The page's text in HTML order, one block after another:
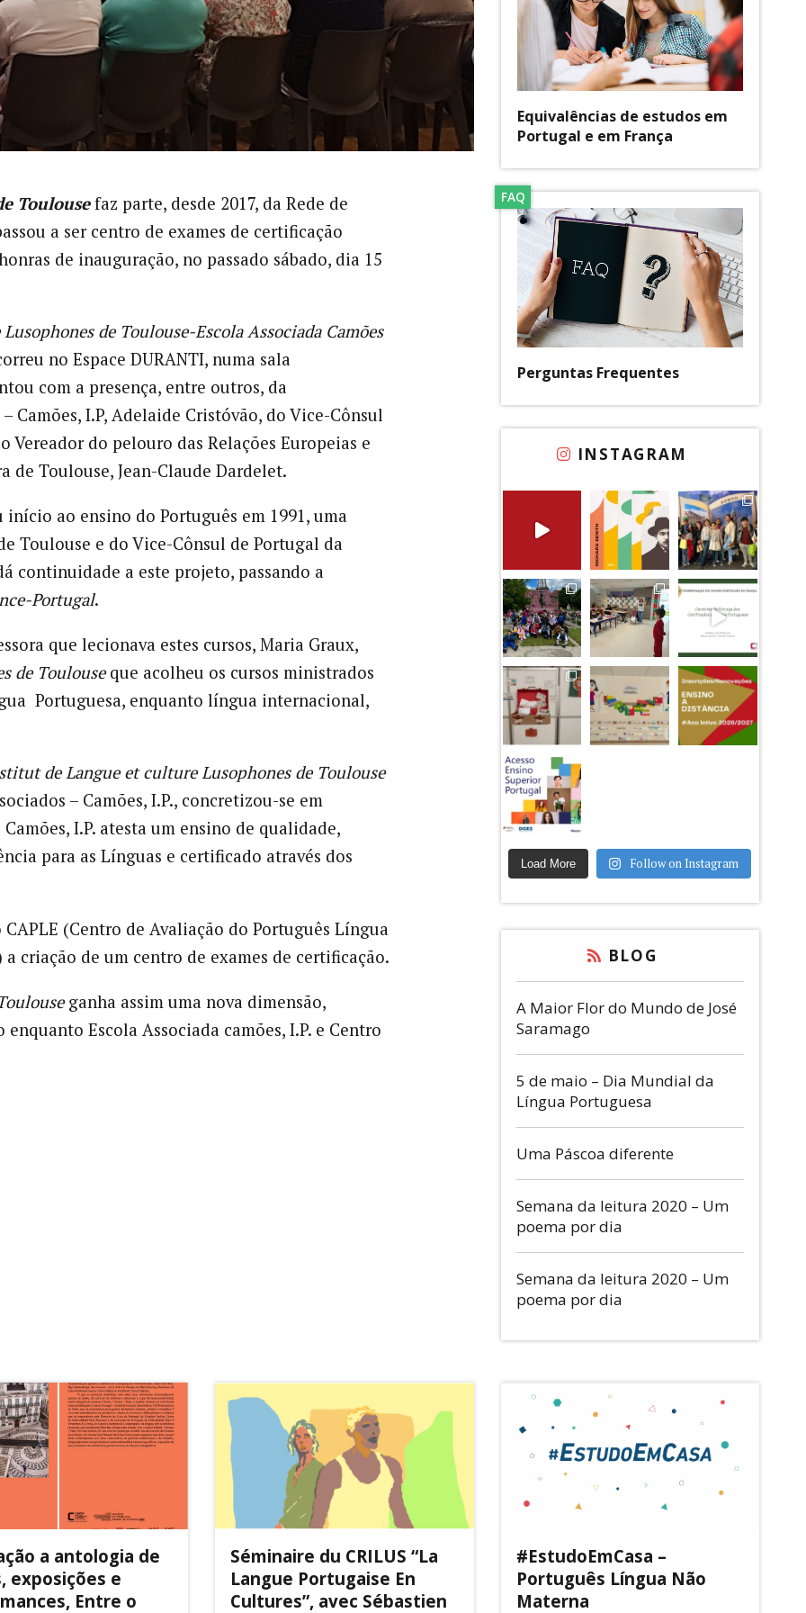
Toulousefaz parte, desde 2017, da Rede de
a ser centro de exames de certificação
de inauguração, no passado sábado, dia 15
de Toulouse-Escola Associada Camões
no Espace DURANTI, numa sala
com a presença, entre outros, da
Camões, I.P, Adelaide Cristóvão, do Vice-Cônsul
Vereador do pelouro das Relações Europeias e
de Toulouse, Jean-Claude Dardelet.
ao ensino do Português em 1991, uma
Toulouse e do Vice-Cônsul de Portugal da
continuidade a este projeto, passando a
Portugal.
que lecionava estes cursos, Maria Graux,
de Toulouseque acolheu os cursos ministrados
Portuguesa, enquanto língua internacional,
de Langue et culture Lusophones de Toulouse
– Camões, I.P., concretizou-se em
I.P. atesta um ensino de qualidade,
para as Línguas e certificado através dos
(Centro de Avaliação do Português Língua
criação de um centro de exames de certificação.
ganha assim uma nova dimensão,
Escola Associada camões, I.P. e Centro
Equivalências de estudos em
Portugal e em França
FAQ
Perguntas Frequentes
INSTAGRAM
Load More Follow on Instagram
BLOG
A Maior Flor do Mundo de José
Saramago
5 de maio – Dia Mundial da
Língua Portuguesa
Uma Páscoa diferente
Semana da leitura 2020 – Um
poema por dia
Semana da leitura 2020 – Um
poema por dia
a antologia de
exposições e
Entre o
Séminaire du CRILUS “La
Langue Portugaise En
Cultures”, avec Sébastien
#EstudoEmCasa –
Português Língua Não
Materna